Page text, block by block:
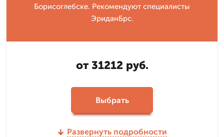
Борисоглебске. Рекомендуют специалисты
ЭриданБрс.
от 31212 руб.
Выбрать
Развернуть подробности